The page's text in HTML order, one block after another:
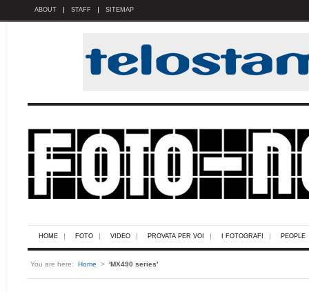
ABOUT STAFF SITEMAP
HOME FOTO VIDEO PROVATA PER VOI I FOTOGRAFI PEOPLE
You are here: Home > 'MX490 series'